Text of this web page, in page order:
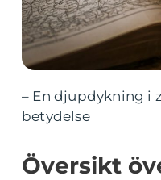
– En djupdykning i
betydelse
Översikt